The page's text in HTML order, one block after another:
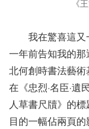
《
我在驚喜這又
一年前告知我的
北何創時書法藝術
在《忠烈·名臣·遺
人草書尺牘》的
目的一幅佔兩頁